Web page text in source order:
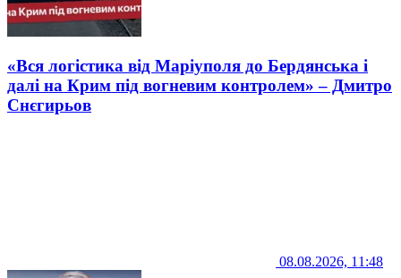
«Вся логістика від Маріуполя до Бердянська і
далі на Крим під вогневим контролем» – Дмитро
Снєгирьов
08.08.2026, 11:48